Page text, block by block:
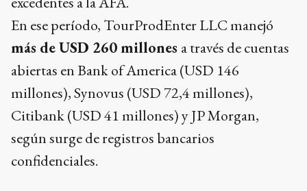
En ese período, TourProdEnter LLC manejó
más de USD 260 millones a través de cuentas
abiertas en Bank of America (USD 146
millones), Synovus (USD 72,4 millones),
Citibank (USD 41 millones) y JP Morgan,
según surge de registros bancarios
confidenciales.